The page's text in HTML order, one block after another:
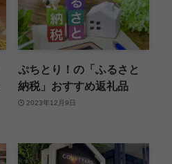
ぷちとり！の「ふるさと
納税」おすすめ返礼品
2023年12月9日